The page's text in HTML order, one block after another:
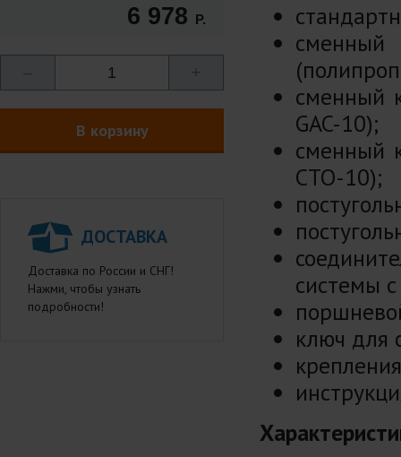
6 978 Р.
+
– 1
В корзину
ДОСТАВКА
Доставка по России и СНГ!
Нажми, чтобы узнать
подробности!
сменный
GAC-10);
сменный
СТО-10);
системы
ключ для